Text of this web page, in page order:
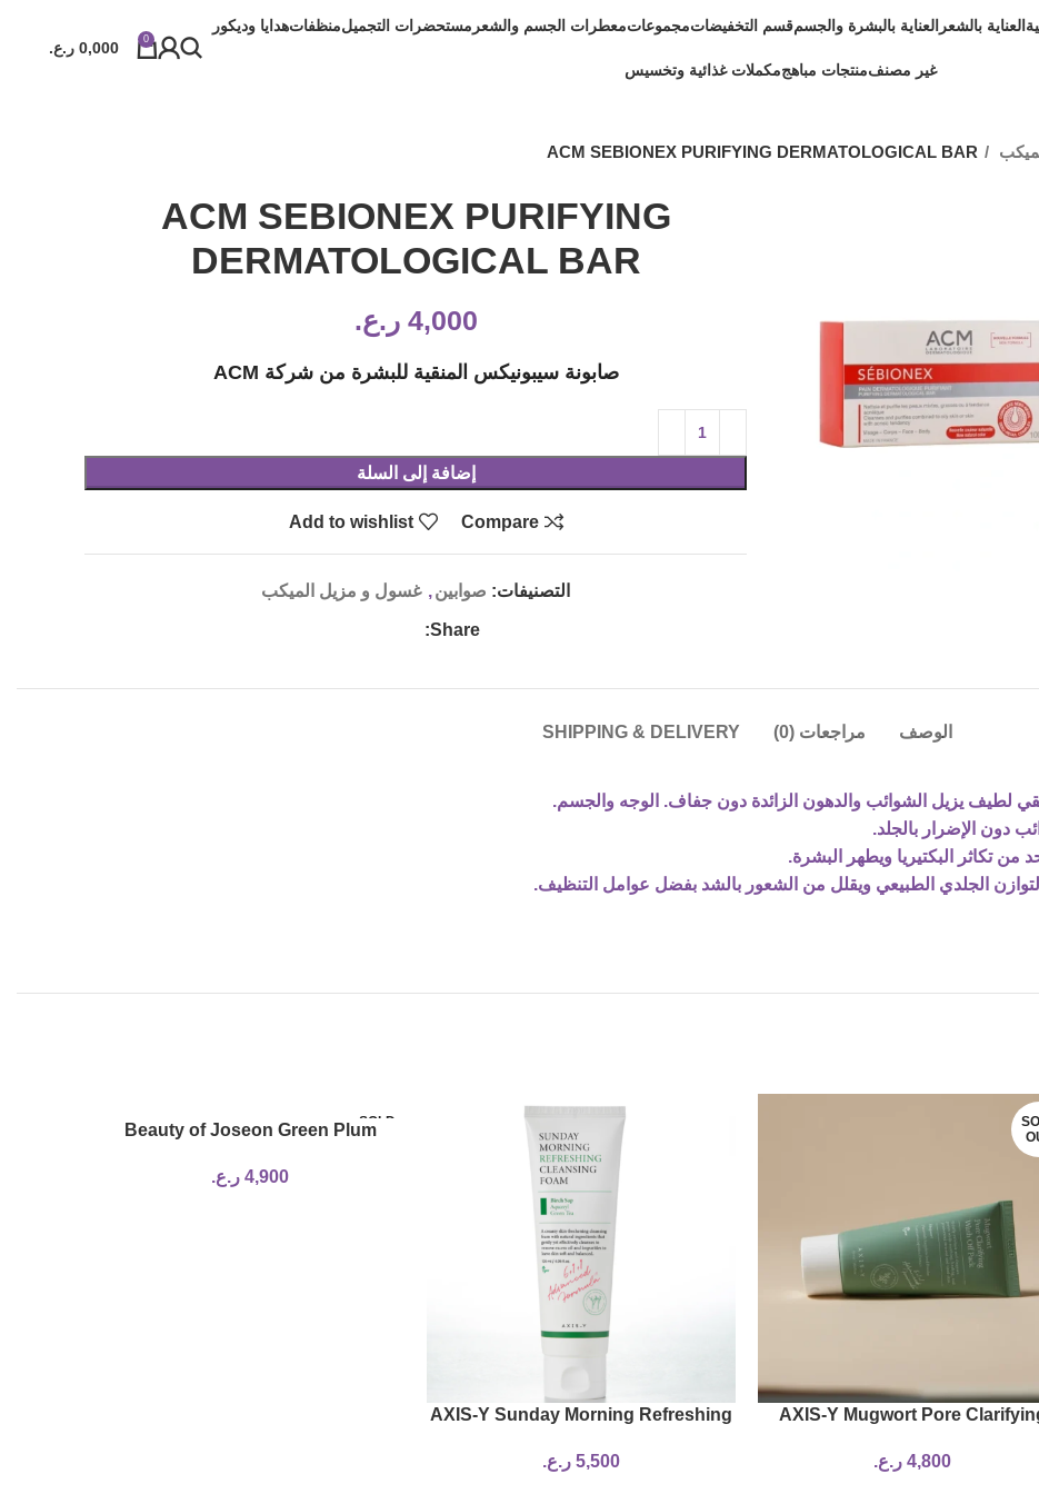
العناية بالشعر العناية بالبشرة والجسمقسم التخفيضاتمجموعاتمعطرات الجسم والشعر مستحضرات التجميلمنظفاتهدايا وديكور
غير مصنفمنتجات مباهجمكملات غذائية وتخسيس
0
0,000 ر.ع.
ACM SEBIONEX PURIFYING DERMATOLOGICAL BAR
ACM SEBIONEX PURIFYING
DERMATOLOGICAL BAR
4,000 ر.ع.
صابونة سيبونيكس المنقية للبشرة من شركة ACM
إضافة إلى السلة
Compare
Add to wishlist
التصنيفات: صوابين, غسول و مزيل الميكب
Share:
الوصف مراجعات (0) SHIPPING & DELIVERY
تكاثر البكتيريا ويطهر البشرة.
الجلدي الطبيعي ويقلل من الشعور بالشد بفضل عوامل التنظيف.
AXIS-Y Mugwort Pore
4,800 ر.ع.
AXIS-Y Sunday Morning Refreshing
5,500 ر.ع.
SOLD
OUT
Beauty of Joseon Green Plum
4,900 ر.ع.